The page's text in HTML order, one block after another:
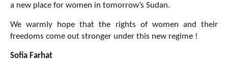
a new place for women in tomorrow’s Sudan.
We warmly hope that the rights of women and their
freedoms come out stronger under this new regime !
Sofia Farhat